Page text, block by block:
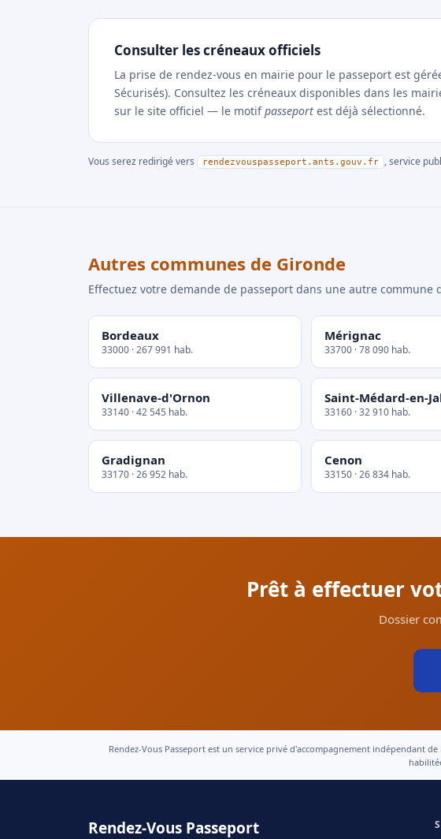
Consulter les créneaux officiels
La prise de rendez-vous en mairie pour le passeport est
Sécurisés). Consultez les créneaux disponibles dans les
sur le site officiel — le motifpasseport est déjà sélectionné.
Vous serez redirigé vers rendezvouspasseport.ants.gouv.fr , service
Autres communes de Gironde
Effectuez votre demande de passeport dans une autre commune
Bordeaux
33000 · 267 991 hab.
Mérignac
33700 · 78 090 hab.
Villenave-d'Ornon
33140 · 42 545 hab.
Saint-Médard-en-
33160 · 32 910 hab.
Gradignan
33170 · 26 952 hab.
Cenon
33150 · 26 834 hab.
Prêt à effectuer
Dossier
Rendez-Vous Passeport est un service privé d'accompagnement indépendant
Rendez-Vous Passeport